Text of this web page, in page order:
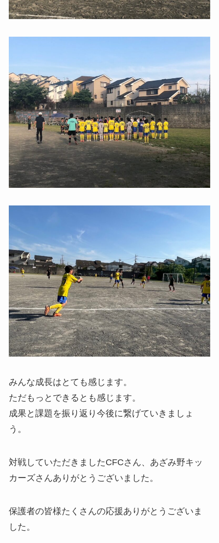
みんな成長はとても感じます。
ただもっとできるとも感じます。
成果と課題を振り返り今後に繋げていきましょ
う。
対戦していただきましたCFCさん、あざみ野キッ
カーズさんありがとうございました。
保護者の皆様たくさんの応援ありがとうございま
した。